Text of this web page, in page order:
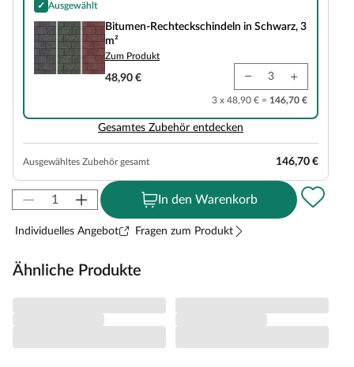
✓ Ausgewählt
Bitumen-Rechteckschindeln in Schwarz, 3 m²
Bitumen-Rechteckschindeln in Schwarz, 3
m²
Zum Produkt
48,90 €
3 x 48,90 € = 146,70 €
Gesamtes Zubehör entdecken
Ausgewähltes Zubehör gesamt 146,70 €
In den Warenkorb
Individuelles Angebot Fragen zum Produkt
Ähnliche Produkte